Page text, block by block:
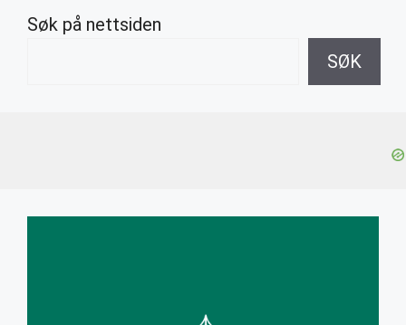
Søk på nettsiden
SØK